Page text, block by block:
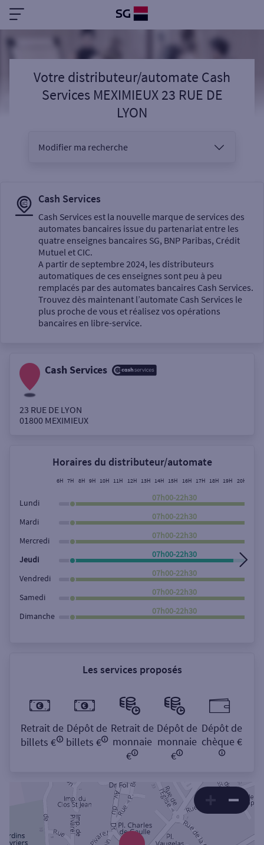
Votre distributeur/automate Cash
Services MEXIMIEUX 23 RUE DE
LYON
Modifier ma recherche
Sélectionnez votre recherche
Un service
Autour de moi
Rue
Rechercher
Cash Services
Cash Services est la nouvelle marque de services des
automates bancaires issue du partenariat entre les
quatre enseignes bancaires SG, BNP Paribas, Crédit
Mutuel et CIC.
A partir de septembre 2024, les distributeurs
automatiques de ces enseignes sont peu à peu
remplacés par des automates bancaires Cash Services.
Trouvez dès maintenant l’automate Cash Services le
plus proche de vous et réalisez vos opérations
bancaires en libre-service.
Cash Services
23 RUE DE LYON
01800 MEXIMIEUX
Horaires du distributeur/automate
6H 7H 8H 9H 10H 11H 12H 13H 14H 15H 16H 17H 18H 19H 20H
Lundi
07h00-22h30
Mardi
07h00-22h30
Mercredi
07h00-22h30
Jeudi
07h00-22h30
Vendredi
07h00-22h30
Samedi
07h00-22h30
Dimanche
07h00-22h30
Les services proposés
Retrait de
billets €
Dépôt de
billets €
Retrait de
monnaie
€
Dépôt de
monnaie
€
Dépôt de
chèque €